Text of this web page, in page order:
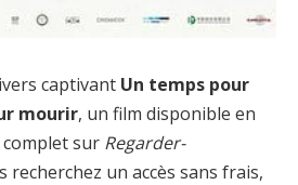
captivant Un temps pour
mourir, un film disponible en
sur Regarder-
recherchez un accès sans frais,